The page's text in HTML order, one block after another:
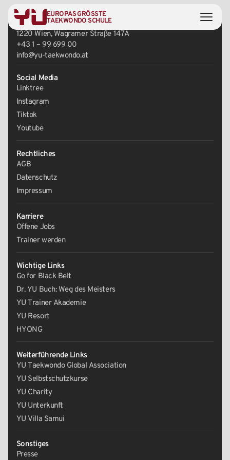
EUROPAS GRÖSSTE
TAEKWONDO SCHULE
Zentrale
1220 Wien, Wagramer Straße 147A
+43 1 – 99 699 00
info@yu-taekwondo.at
Social Media
Linktree
Instagram
Tiktok
Youtube
Rechtliches
AGB
Datenschutz
Impressum
Karriere
Offene Jobs
Trainer werden
Wichtige Links
Go for Black Belt
Dr. YU Buch: Weg des Meisters
YU Trainer Akademie
YU Resort
HYONG
Weiterführende Links
YU Taekwondo Global Association
YU Selbstschutzkurse
YU Charity
YU Unterkunft
YU Villa Samui
Sonstiges
Presse